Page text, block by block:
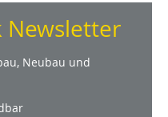
Newsletter
Neubau und